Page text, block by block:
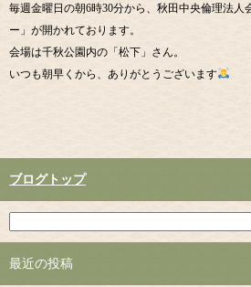
毎週金曜日の朝6時30分から、秋田中央倫理法人
ー」が開かれております。
会場は千秋公園内の「松下」さん。
いつも朝早くから、ありがとうございます
ブログトップ
最近の投稿